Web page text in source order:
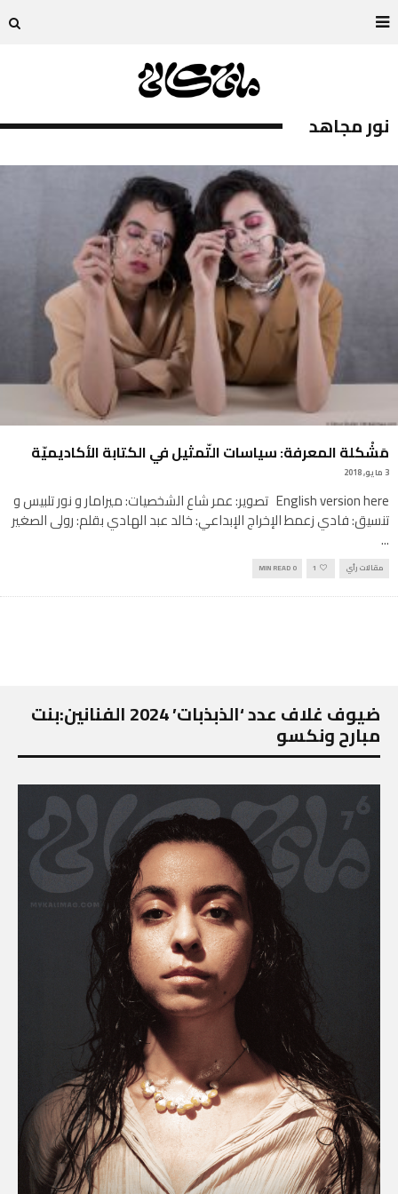
نور مجاهد
مَشْكلة المعرفة: سياسات التّمثيل في الكتابة الأكاديميّة
3 مايو, 2018
English version here تصوير: عمر شاع الشخصيات: ميرامار و نور تلبيس و
تنسيق: فادي زعمط الإخراج الإبداعي: خالد عبد الهادي بقلم: رولى الصغير
...
مقالات رأي 1
0 MIN READ
ضيوف غلاف عدد ‘الذبذبات’ 2024 الفنانين:بنت
مبارح ونكسو